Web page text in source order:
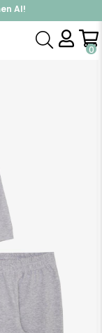
Al!
Üye Ol!
0
Erkek Çocuk Eşofman Takım Yazı Baskılı Açık Gri Melanj ()